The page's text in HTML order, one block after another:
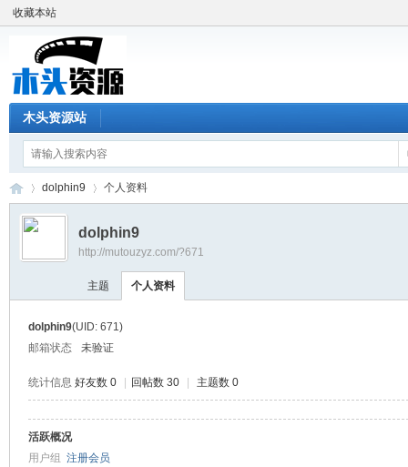
收藏本站
木头资源站
›
dolphin9 个人资料
dolphin9
http://mutouzyz.com/?671
主题 个人资料
dolphin9(UID: 671)
邮箱状态
未验证
统计信息 好友数 0 回帖数 30 主题数 0
活跃概况
用户组 注册会员